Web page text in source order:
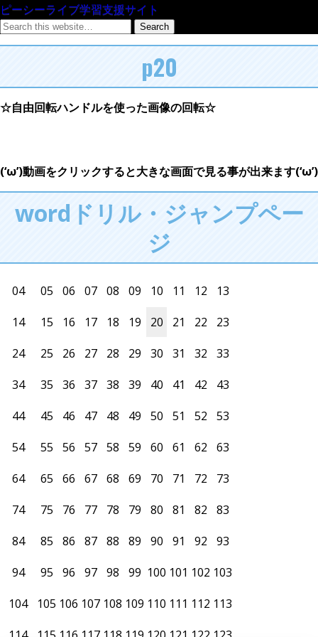
ピーシーライブ学習支援サイト
p20
☆自由回転ハンドルを使った画像の回転☆
(‘ω’)動画をクリックすると大きな画面で見る事が出来ます(‘ω’)
wordドリル・ジャンプペー
ジ
04 05 06 07 08 09 10 11 12
13
14
15 16 17 18 19 20 21 22
23
24
25 26 27 28 29 30 31 32
33
34
35 36 37 38 39 40 41 42
43
44
45 46 47 48 49 50 51 52
53
54
55 56 57 58 59 60 61 62
63
64
65 66 67 68 69 70 71 72
73
74
75 76 77 78 79 80 81 82
83
84
85 86 87 88 89 90 91 92
93
94
95 96 97 98 99 100 101 102 103
104
105 106 107 108 109 110 111 112 113